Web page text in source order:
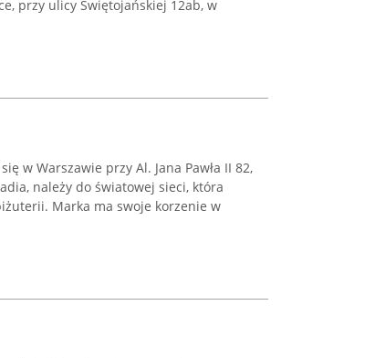
przy ulicy Świętojańskiej 12ab, w
w Warszawie przy Al. Jana Pawła II 82,
należy do światowej sieci, która
Marka ma swoje korzenie w